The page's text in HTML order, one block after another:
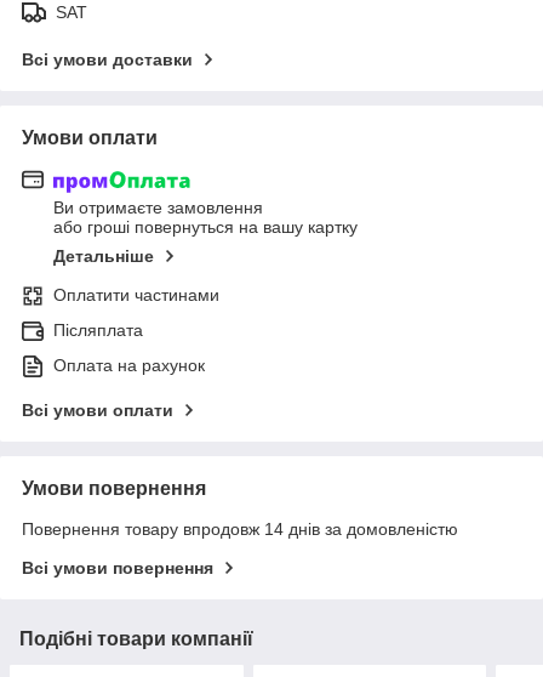
SAT
Всі умови доставки
Умови оплати
Ви отримаєте замовлення
або гроші повернуться на вашу картку
Детальніше
Оплатити частинами
Післяплата
Оплата на рахунок
Всі умови оплати
Умови повернення
Повернення товару впродовж 14 днів за домовленістю
Всі умови повернення
Подібні товари компанії